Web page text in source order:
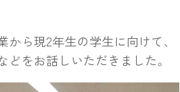
ら現2年生の学生に向けて、
をお話しいただきました。